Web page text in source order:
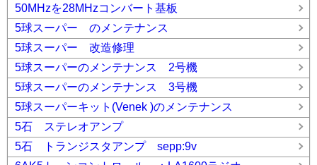
50MHzを28MHzコンバート基板
5球スーパー のメンテナンス
5球スーパー 改造修理
5球スーパーのメンテナンス 2号機
5球スーパーのメンテナンス 3号機
5球スーパーキット(Venek )のメンテナンス
5石 ステレオアンプ
5石 トランジスタアンプ sepp:9v